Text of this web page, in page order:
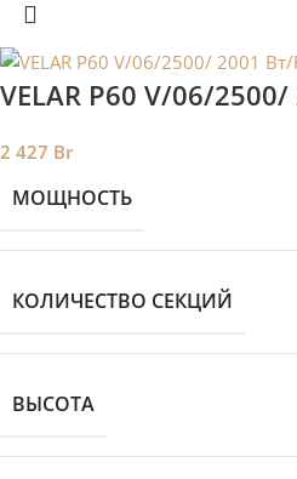
VELAR P60 V/06/
2 427 Br
МОЩНОСТЬ
КОЛИЧЕСТВО СЕКЦИЙ
ВЫСОТА